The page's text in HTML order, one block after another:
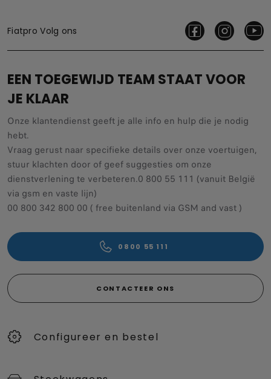
Fiatpro Volg ons
EEN TOEGEWIJD TEAM STAAT VOOR
JE KLAAR
Onze klantendienst geeft je alle info en hulp die je nodig
hebt.
Vraag gerust naar specifieke details over onze voertuigen,
stuur klachten door of geef suggesties om onze
dienstverlening te verbeteren.0 800 55 111 (vanuit België
via gsm en vaste lijn)
00 800 342 800 00 ( free buitenland via GSM and vast )
0800 55 111
CONTACTEER ONS
Configureer en bestel